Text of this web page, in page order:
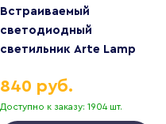
Встраиваемый
светодиодный
светильник Arte Lamp
Доступно к заказу: 1904 шт.
840 руб.